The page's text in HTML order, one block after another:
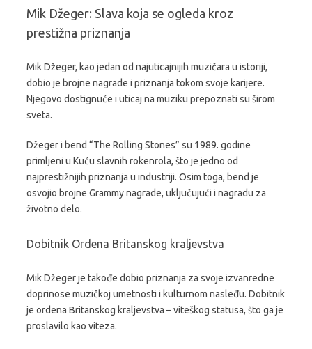
Mik Džeger: Slava koja se ogleda kroz
prestižna priznanja
Mik Džeger, kao jedan od najuticajnijih muzičara u istoriji,
dobio je brojne nagrade i priznanja tokom svoje karijere.
Njegovo dostignuće i uticaj na muziku prepoznati su širom
sveta.
Džeger i bend “The Rolling Stones” su 1989. godine
primljeni u Kuću slavnih rokenrola, što je jedno od
najprestižnijih priznanja u industriji. Osim toga, bend je
osvojio brojne Grammy nagrade, uključujući i nagradu za
životno delo.
Dobitnik Ordena Britanskog kraljevstva
Mik Džeger je takođe dobio priznanja za svoje izvanredne
doprinose muzičkoj umetnosti i kulturnom nasleđu. Dobitnik
je ordena Britanskog kraljevstva – viteškog statusa, što ga je
proslavilo kao viteza.